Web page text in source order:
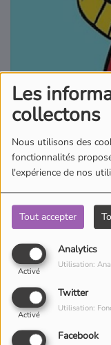
Les
collectons
Nous utilisons des
fonctionnalités
l'expérience de nos
Tout accepter
Analytics
Activé
Utilisation:
Twitter
Activé
Utilisation:
Facebook
Où écouter Radio
Pitchoun Rédac
Contact
Milo est un petit lapin
univers est si riche,
grands et petits